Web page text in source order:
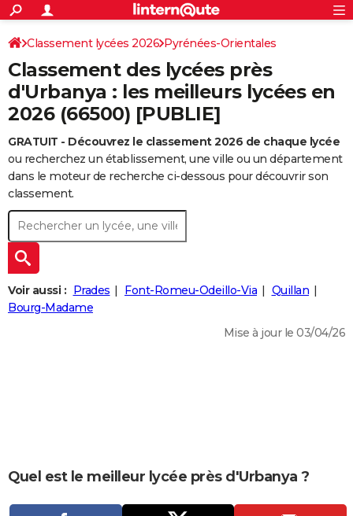
ACTUALITÉS
Politique
Société
Faits Divers
Education
Monde
Villes
+
SPORT
Coupe du monde 2026
Football
Tennis
Cyclisme
Rugby
Forum
CULTURE
Programme TV
TNT
Streaming
Cinéma
Sorties cinéma
Musique
+
FINANCE
Retraite
Impôts
Epargne
Immobilier
Risques naturels par ville
Banque
Assurance
Crédit
AUTO
Essais
Réserver un essai
Citadines
Berlines
SUV
Forum auto
+
HIGH-TECH
BRICOLAGE
Forum
Aménagement intérieur
Extérieur
Cuisine
Salle de bains
Jardinage
Rangement
+WEEK-END
Guides de France
Escapades
Patrimoine
Expositions
Musées
Week-end nature
+
LIFESTYLE
Art de vivre
Bien-être
Loisirs
Mode
Modes de vie
+SANTE
Rechercher
S'inscrire
Connexion
Classement lycées 2026 Pyrénées-Orientales
Classement des lycées près
d'Urbanya : les meilleurs lycées en
2026 (66500) [PUBLIE]
GRATUIT - Découvrez le classement 2026 de chaque lycée
ou recherchez un établissement, une ville ou un département
dans le moteur de recherche ci-dessous pour découvrir son
classement.
Voir aussi : Prades Font-Romeu-Odeillo-Via
Quillan
Bourg-Madame
Mise à jour le 03/04/26
Quel est le meilleur lycée près d'Urbanya ?